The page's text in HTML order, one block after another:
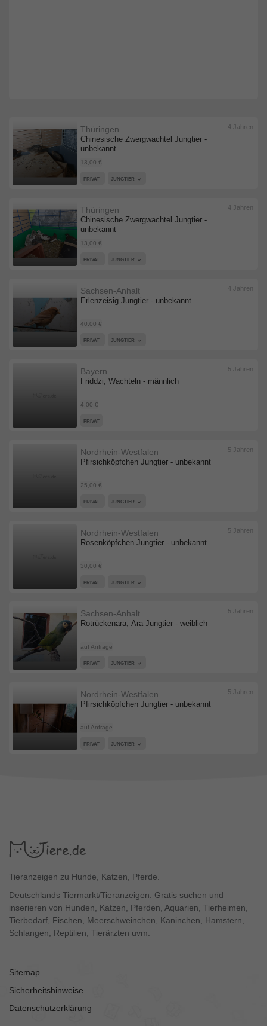
Chinesische Zwergwachtel Jungtier -
unbekannt
Thüringen
13,00 €
4 Jahren
PRIVAT JUNGTIER
Chinesische Zwergwachtel Jungtier -
unbekannt
Thüringen
13,00 €
4 Jahren
PRIVAT JUNGTIER
Erlenzeisig Jungtier - unbekannt
Sachsen-Anhalt
40,00 €
4 Jahren
PRIVAT JUNGTIER
Friddzi, Wachteln - männlich
Bayern
4,00 €
5 Jahren
PRIVAT
Pfirsichköpfchen Jungtier - unbekannt
Nordrhein-Westfalen
25,00 €
5 Jahren
PRIVAT JUNGTIER
Rosenköpfchen Jungtier - unbekannt
Nordrhein-Westfalen
30,00 €
5 Jahren
PRIVAT JUNGTIER
Rotrückenara, Ara Jungtier - weiblich
Sachsen-Anhalt
auf Anfrage
5 Jahren
PRIVAT JUNGTIER
Pfirsichköpfchen Jungtier - unbekannt
Nordrhein-Westfalen
auf Anfrage
5 Jahren
PRIVAT JUNGTIER
Tieranzeigen zu Hunde, Katzen, Pferde.
Deutschlands Tiermarkt/Tieranzeigen. Gratis suchen und
inserieren von Hunden, Katzen, Pferden, Aquarien, Tierheimen,
Tierbedarf, Fischen, Meerschweinchen, Kaninchen, Hamstern,
Schlangen, Reptilien, Tierärzten uvm.
Sitemap
Sicherheitshinweise
Datenschutzerklärung